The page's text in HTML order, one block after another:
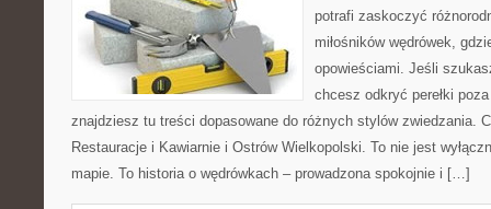
potrafi zaskoczyć
miłośników wędrówek,
opowieściami. Jeśli
chcesz odkryć perełki
znajdziesz tu treści dopasowane do różnych stylów zwiedzania.
Restauracje i Kawiarnie i Ostrów Wielkopolski. To nie jest
mapie. To historia o wędrówkach – prowadzona spokojnie i […]